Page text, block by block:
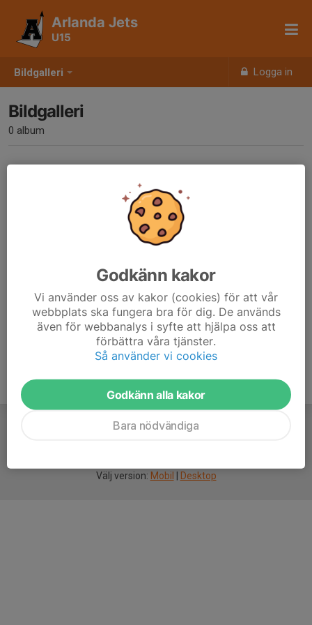
Bildgalleri Logga in
Arlanda Jets
U15
Bildgalleri
0 album
Inga album skapade
Välj version: Mobil Desktop
Godkänn kakor
Vi använder oss av kakor (cookies) för att vår
webbplats ska fungera bra för dig. De används
även för webbanalys i syfte att hjälpa oss att
förbättra våra tjänster.
Så använder vi cookies
Godkänn alla kakor
Bara nödvändiga